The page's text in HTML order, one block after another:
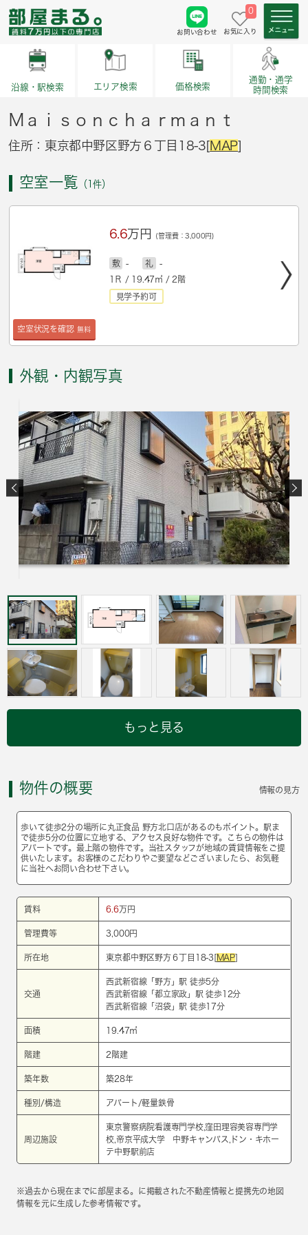
お問い合わせ
0
お気に入り
沿線・駅検索 エリア検索 価格検索
通勤・通学
時間検索
Ｍａｉｓｏｎｃｈａｒｍａｎｔ
住所：東京都中野区野方６丁目18-3[MAP]
空室一覧 （1件）
空室状況を確認 無料
6.6万円 (管理費：3,000円)
敷 - 礼
-
1Ｒ / 19.47㎡ / 2階
見学予約可
外観・内観写真
もっと見る
物件の概要 情報の見方
歩いて徒歩2分の場所に丸正食品 野方北口店があるのもポイント。駅ま
で徒歩5分の位置に立地する、アクセス良好な物件です。こちらの物件は
アパートです。最上階の物件です。当社スタッフが地域の賃貸情報をご提
供いたします。お客様のこだわりやご要望などございましたら、お気軽
に当社へお問い合わせ下さい。
賃料 6.6万円
管理費等 3,000円
所在地 東京都中野区野方６丁目18-3[ MAP]
交通
西武新宿線 「 野方」駅 徒歩5分
西武新宿線 「都立家政 」駅 徒歩12分
西武新宿線 「沼袋」駅 徒歩17分
面積 19.47㎡
階建 2階建
築年数 築28年
種別/構造 アパート/軽量鉄骨
周辺施設
東京警察病院看護専門学校,窪田理容美容専門学
校,帝京平成大学 中野キャンパス,ドン・キホー
テ中野駅前店
※過去から現在までに部屋まる。に掲載された不動産情報と提携先の地図
情報を元に生成した参考情報です。